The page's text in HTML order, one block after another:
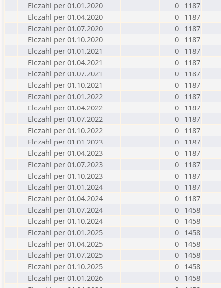
Elozahl per 01.01.2020
0
1187
Elozahl per 01.04.2020
0
1187
Elozahl per 01.07.2020
0
1187
Elozahl per 01.10.2020
0
1187
Elozahl per 01.01.2021
0
1187
Elozahl per 01.04.2021
0
1187
Elozahl per 01.07.2021
0
1187
Elozahl per 01.10.2021
0
1187
Elozahl per 01.01.2022
0
1187
Elozahl per 01.04.2022
0
1187
Elozahl per 01.07.2022
0
1187
Elozahl per 01.10.2022
0
1187
Elozahl per 01.01.2023
0
1187
Elozahl per 01.04.2023
0
1187
Elozahl per 01.07.2023
0
1187
Elozahl per 01.10.2023
0
1187
Elozahl per 01.01.2024
0
1187
Elozahl per 01.04.2024
0
1187
Elozahl per 01.07.2024
0
1458
Elozahl per 01.10.2024
0
1458
Elozahl per 01.01.2025
0
1458
Elozahl per 01.04.2025
0
1458
Elozahl per 01.07.2025
0
1458
Elozahl per 01.10.2025
0
1458
Elozahl per 01.01.2026
0
1458